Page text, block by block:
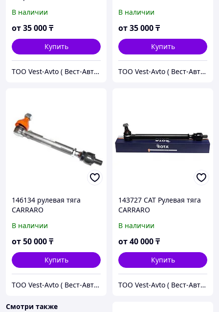
В наличии
от35 000₸
Купить
ТОО Vest-Avto ( Вест-Авто )
В наличии
от35 000₸
Купить
ТОО Vest-Avto ( Вест-Авто )
146134 рулевая тяга
CARRARO
В наличии
от50 000₸
Купить
ТОО Vest-Avto ( Вест-Авто )
143727 CAT Рулевая тяга
CARRARO
В наличии
от40 000₸
Купить
ТОО Vest-Avto ( Вест-Авто )
Смотри также